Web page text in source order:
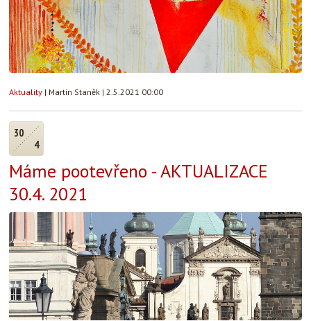
Aktuality | Martin Staněk | 2.5.2021 00:00
30
4
Máme pootevřeno - AKTUALIZACE
30.4. 2021